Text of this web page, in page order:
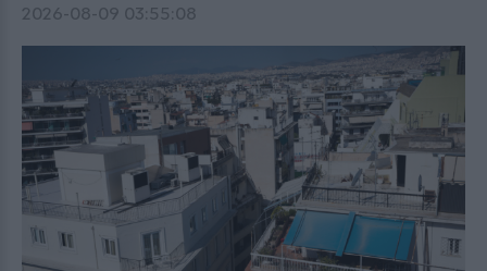
2026-08-09 03:55:08